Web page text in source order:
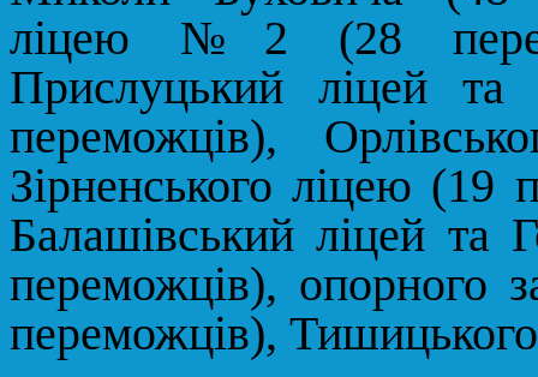
ліцею №2 (28
Прислуцький ліцей
переможців),
Зірненського ліцею (19
Балашівський ліцей та
переможців), опорного
переможців),